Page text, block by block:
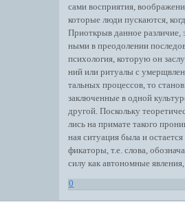
сами восприятия,
которые люди пускаются,
Приоткрыв данное различие,
ными в преодолении
психология, которую он
ний или ритуалы с
тальных процессов, то
заключенные в одной
другой. Поскольку
лись на примате такого
ная ситуация была и
фикаторы, т.е. слова,
силу как автономные
0